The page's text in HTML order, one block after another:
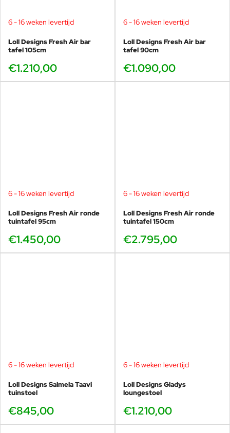
6 - 16 weken levertijd
Loll Designs Fresh Air bar
tafel 105cm
€1.210,00
6 - 16 weken levertijd
Loll Designs Fresh Air bar
tafel 90cm
€1.090,00
6 - 16 weken levertijd
Loll Designs Fresh Air ronde
tuintafel 95cm
€1.450,00
6 - 16 weken levertijd
Loll Designs Fresh Air ronde
tuintafel 150cm
€2.795,00
6 - 16 weken levertijd
Loll Designs Salmela Taavi
tuinstoel
€845,00
6 - 16 weken levertijd
Loll Designs Gladys
loungestoel
€1.210,00